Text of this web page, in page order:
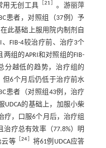
用无创工具 ［21］ 。游丽萍
患者，对照组（37例）予
此基础上服用院内制剂自
FIB-4较治疗前、治疗3个
两组的APRI和对照组的FIB-
分越低的趋势，治疗组的
但6个月后仍低于治疗前水
患者（对照组43例，治疗
UDCA的基础上，加服小柴
疗，口服6个月后，治疗组
治疗总有效率（77.8%）明
云等［24］ 将61例UDCA应答